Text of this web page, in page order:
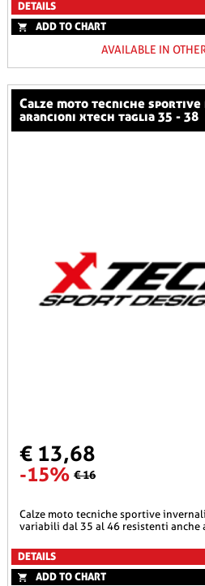
DETAILS
ADD TO CHART
AVAILABLE IN
calze moto tecniche sportive invernali raptor
arancioni xtech taglia 35 - 38
€ 13,68
-15% € 16
calze moto tecniche sportive invernali arancioni xtech taglie
variabili dal 35 al 46 resistenti anche
DETAILS
ADD TO CHART